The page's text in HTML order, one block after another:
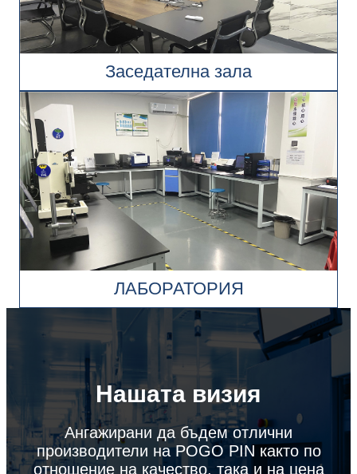
Заседателна зала
ЛАБОРАТОРИЯ
Нашата визия
Ангажирани да бъдем отлични
производители на POGO PIN както по
отношение на качество, така и на цена